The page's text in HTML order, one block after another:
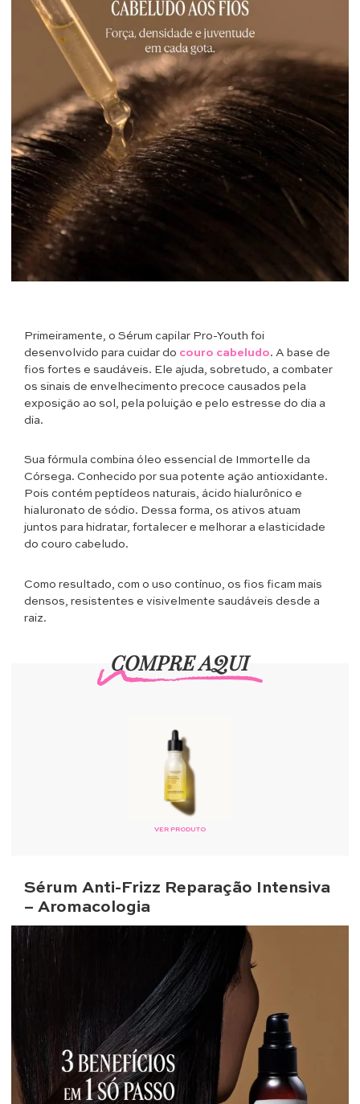
Primeiramente, o Sérum capilar Pro-Youth foi
desenvolvido para cuidar do couro cabeludo. A base de
fios fortes e saudáveis. Ele ajuda, sobretudo, a combater
os sinais de envelhecimento precoce causados pela
exposição ao sol, pela poluição e pelo estresse do dia a
dia.
Sua fórmula combina óleo essencial de Immortelle da
Córsega. Conhecido por sua potente ação antioxidante.
Pois contém peptídeos naturais, ácido hialurônico e
hialuronato de sódio. Dessa forma, os ativos atuam
juntos para hidratar, fortalecer e melhorar a elasticidade
do couro cabeludo.
Como resultado, com o uso contínuo, os fios ficam mais
densos, resistentes e visivelmente saudáveis desde a
raiz.
COMPRE AQUI
VER PRODUTO
Sérum Anti-Frizz Reparação Intensiva
– Aromacologia